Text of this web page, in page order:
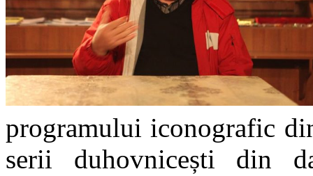
programului iconografic
serii duhovnicești din